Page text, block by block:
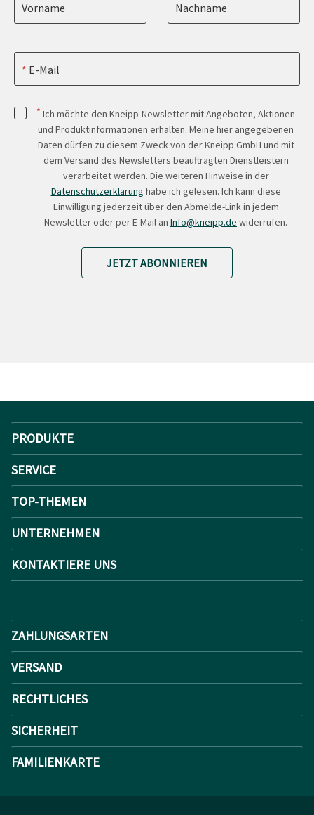
Vorname Nachname
E-Mail
* Ich möchte den Kneipp-Newsletter mit Angeboten, Aktionen
und Produktinformationen erhalten. Meine hier angegebenen
Daten dürfen zu diesem Zweck von der Kneipp GmbH und mit
dem Versand des Newsletters beauftragten Dienstleistern
verarbeitet werden. Die weiteren Hinweise in der
Datenschutzerklärung habe ich gelesen. Ich kann diese
Einwilligung jederzeit über den Abmelde-Link in jedem
Newsletter oder per E-Mail an Info@kneipp.de widerrufen.
JETZT ABONNIEREN
PRODUKTE
SERVICE
TOP-THEMEN
UNTERNEHMEN
KONTAKTIERE UNS
ZAHLUNGSARTEN
VERSAND
RECHTLICHES
SICHERHEIT
FAMILIENKARTE